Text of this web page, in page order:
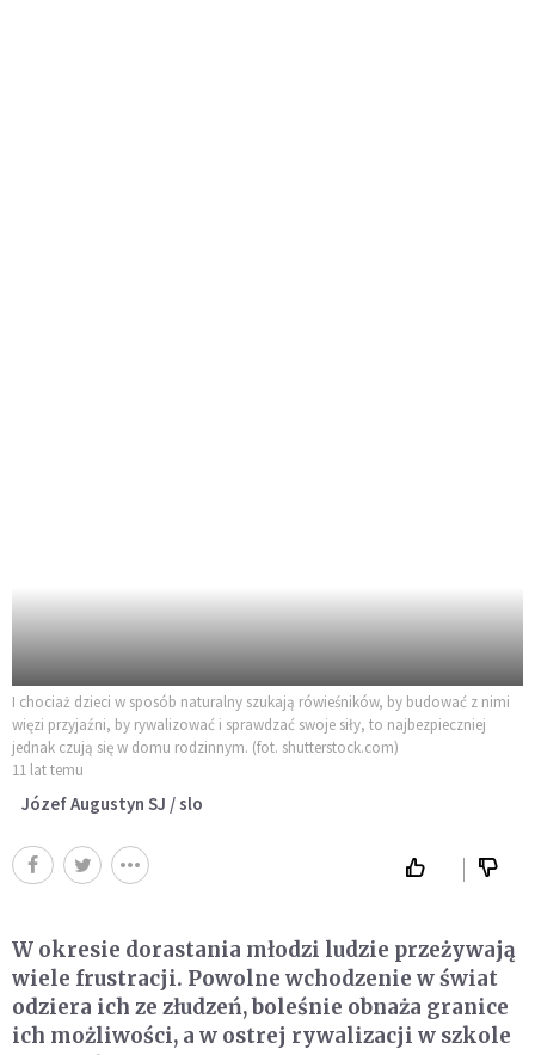
I chociaż dzieci w sposób naturalny szukają rówieśników, by budować z nimi
więzi przyjaźni, by rywalizować i sprawdzać swoje siły, to najbezpieczniej
jednak czują się w domu rodzinnym. (fot. shutterstock.com)
11 lat temu
Józef Augustyn SJ / slo
W okresie dorastania młodzi ludzie przeżywają
wiele frustracji. Powolne wchodzenie w świat
odziera ich ze złudzeń, boleśnie obnaża granice
ich możliwości, a w ostrej rywalizacji w szkole